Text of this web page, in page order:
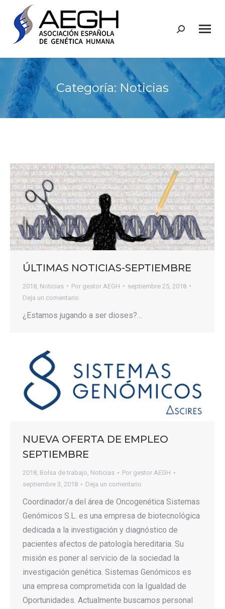
Buscar:
Categoría: Noticias
ÚLTIMAS NOTICIAS-SEPTIEMBRE
2018 Noticias Por gestor AEGH
septiembre 25, 2018
Deja un comentario
¿Estamos jugando a ser dioses?…
NUEVA OFERTA DE EMPLEO
SEPTIEMBRE
2018, Bolsa de trabajo, Noticias Por gestor AEGH
septiembre 3, 2018
Deja un comentario
Coordinador/a del área de Oncogenética Sistemas
Genómicos S.L. es una empresa de biotecnológica
dedicada a la investigación y diagnóstico de
pacientes afectos de patología hereditaria. Su
misión es poner al servicio de la sociedad la
investigación genética. Sistemas Genómicos es
una empresa comprometida con la Igualdad de
Oportunidades. Actualmente buscamos personal